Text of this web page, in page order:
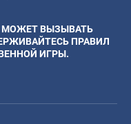
МОЖЕТ ВЫЗЫВАТЬ
ПРАВИЛ
ИГРЫ.